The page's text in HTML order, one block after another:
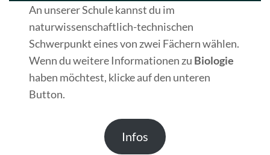
An unserer Schule kannst du im
naturwissenschaftlich-technischen
Schwerpunkt eines von zwei Fächern wählen.
Wenn du weitere Informationen zu Biologie
haben möchtest, klicke auf den unteren
Button.
Infos